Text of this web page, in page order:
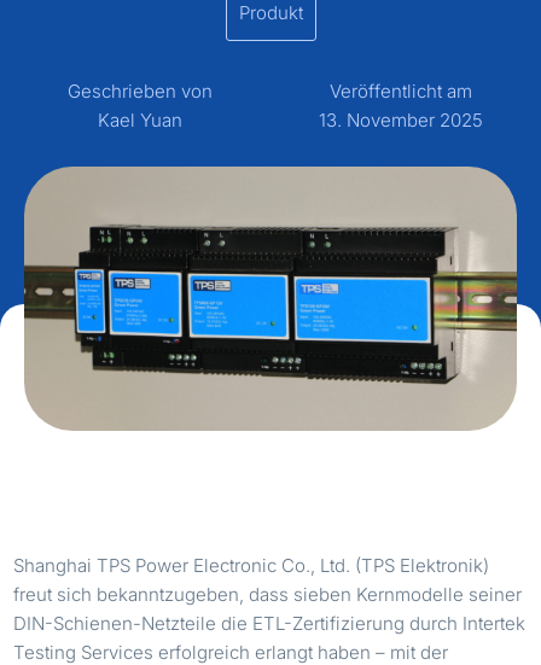
Produkt
Geschrieben von
Kael Yuan
Veröffentlicht am
13. November 2025
Shanghai TPS Power Electronic Co., Ltd. (TPS Elektronik)
freut sich bekanntzugeben, dass sieben Kernmodelle seiner
DIN-Schienen-Netzteile die ETL-Zertifizierung durch Intertek
Testing Services erfolgreich erlangt haben – mit der